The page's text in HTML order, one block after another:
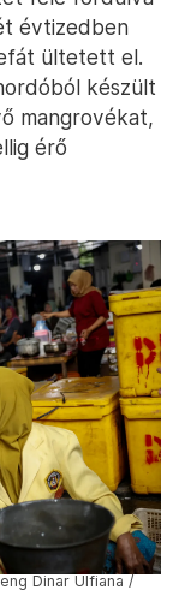
évtizedben
ültetett el.
készült
mangrovékat,
érő
Dinar Ulfiana /